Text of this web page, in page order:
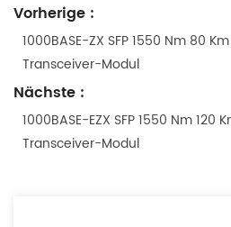
Vorherige :
1000BASE-ZX SFP 1550 Nm 80
Transceiver-Modul
Nächste :
1000BASE-EZX SFP 1550 Nm 120
Transceiver-Modul